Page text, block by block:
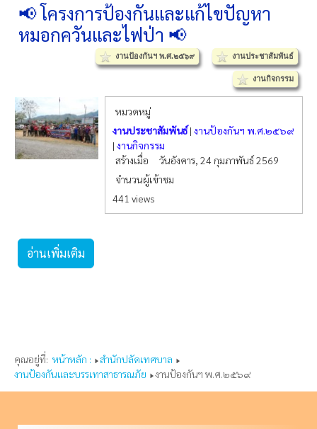
📢 โครงการป้องกันและแก้ไขปัญหา
หมอกควันและไฟป่า 📢
งานประชาสัมพันธ์
งานป้องกันฯ พ.ศ.๒๕๖๙
งานกิจกรรม
หมวดหมู่
งานประชาสัมพันธ์|งานป้องกันฯ พ.ศ.๒๕๖๙
|งานกิจกรรม
สร้างเมื่อ
วันอังคาร, 24 กุมภาพันธ์ 2569
จำนวนผู้เข้าชม
441 views
อ่านเพิ่มเติม
คุณอยู่ที่: หน้าหลัก :
สำนักปลัดเทศบาล
งานป้องกันและบรรเทาสาธารณภัย
งานป้องกันฯ พ.ศ.๒๕๖๙